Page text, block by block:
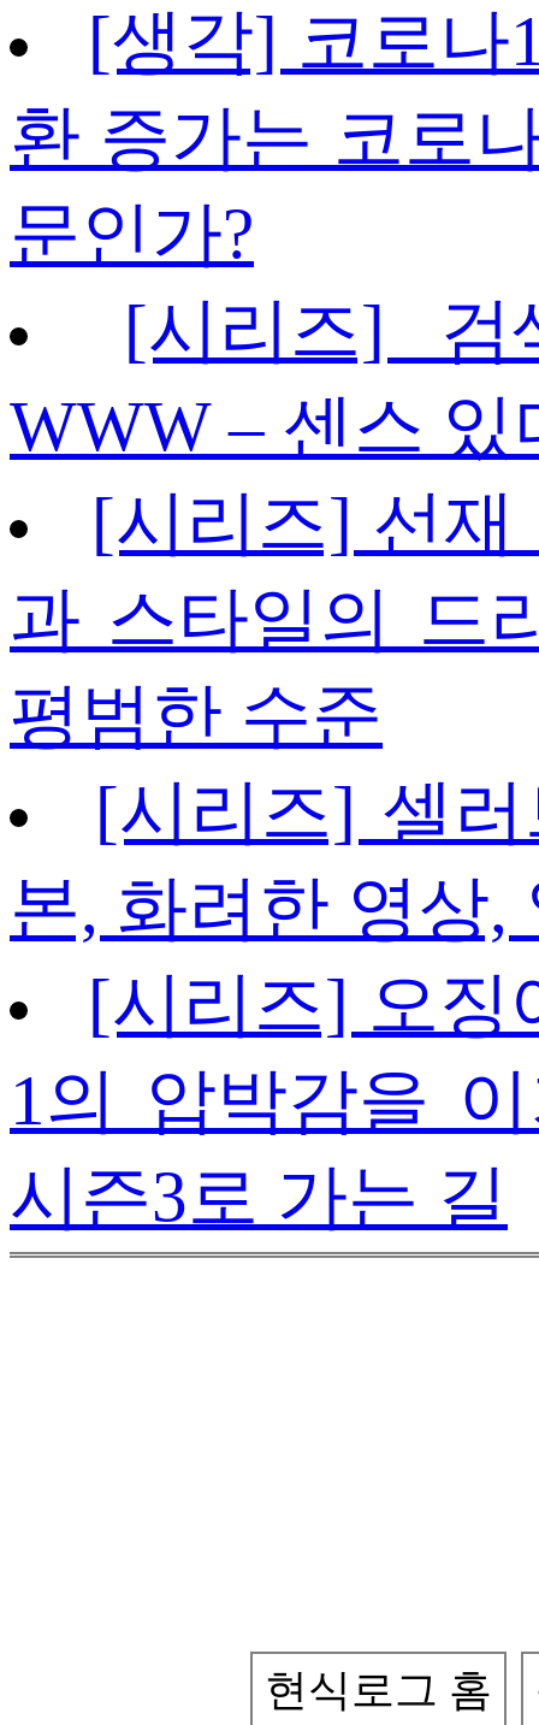
[생각] 코로나
환 증가는 코로
문인가?
[시리즈] 검
WWW – 센스 있
[시리즈] 선재
과 스타일의 드
평범한 수준
[시리즈] 셀
본, 화려한 영상,
[시리즈] 오징
1의 압박감을
시즌3로 가는 길
현식로그 홈